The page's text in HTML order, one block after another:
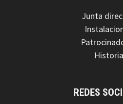
Junta
Historia
REDES